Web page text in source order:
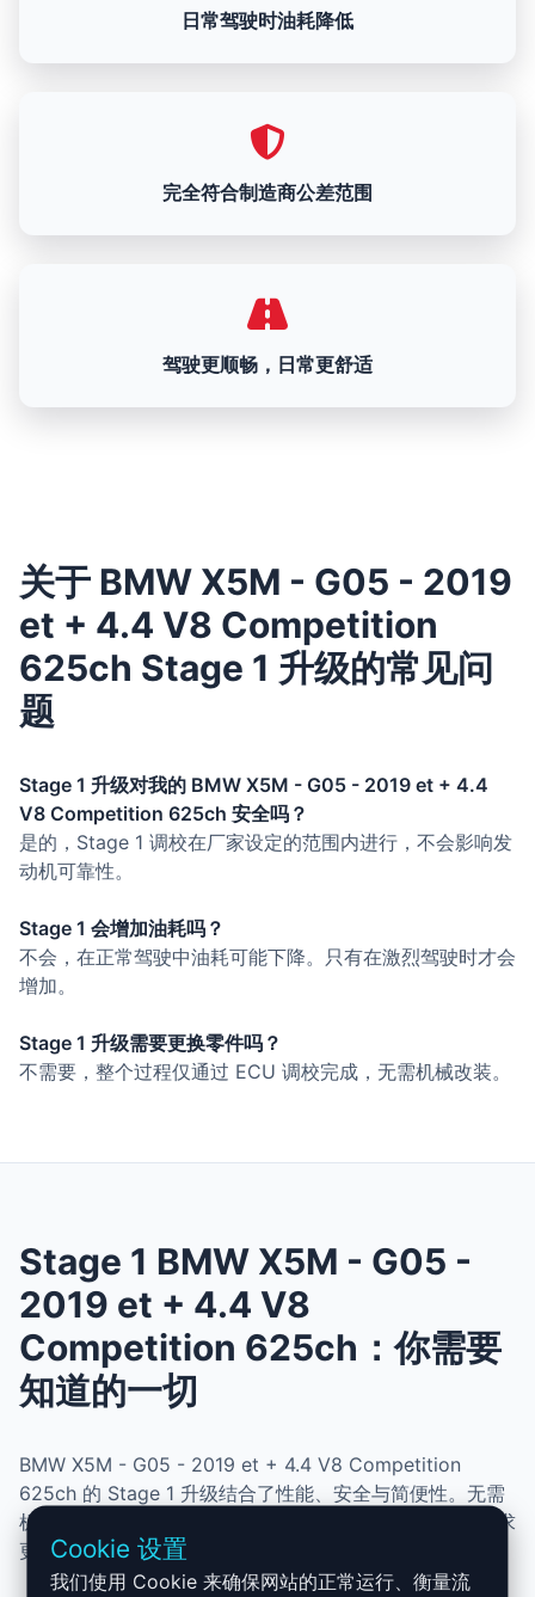
日常驾驶时油耗降低
完全符合制造商公差范围
驾驶更顺畅，日常更舒适
关于 BMW X5M - G05 - 2019
et + 4.4 V8 Competition
625ch Stage 1 升级的常见问
题
Stage 1 升级对我的 BMW X5M - G05 - 2019 et + 4.4
V8 Competition 625ch 安全吗？
是的，Stage 1 调校在厂家设定的范围内进行，不会影响发
动机可靠性。
Stage 1 会增加油耗吗？
不会，在正常驾驶中油耗可能下降。只有在激烈驾驶时才会
增加。
Stage 1 升级需要更换零件吗？
不需要，整个过程仅通过 ECU 调校完成，无需机械改装。
Stage 1 BMW X5M - G05 -
2019 et + 4.4 V8
Competition 625ch：你需要
知道的一切
BMW X5M - G05 - 2019 et + 4.4 V8 Competition
625ch 的 Stage 1 升级结合了性能、安全与简便性。无需
机械改动，即可提升动力、扭矩并优化油耗。非常适合追求
更灵敏驾驶体验且希望保持原厂可靠性的车主。
Cookie 设置
我们使用 Cookie 来确保网站的正常运行、衡量流